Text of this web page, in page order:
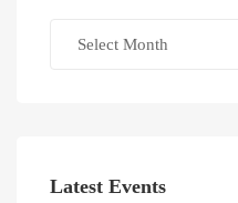
Latest Events